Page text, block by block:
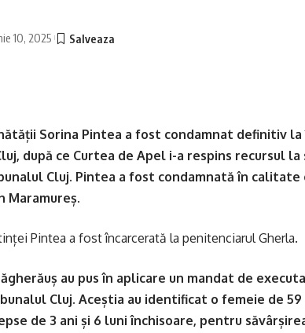
10, 2025
Sorina Pintea a fost condamnat definitiv la
după ce Curtea de Apel i-a respins recursul
Cluj. Pintea a fost condamnată în
Maramureș.
Pintea a fost încarcerată la penitenciarul Gherla.
au pus în aplicare un mandat de
Cluj. Aceștia au identificat o femeie de
de 3 ani și 6 luni închisoare, pentru